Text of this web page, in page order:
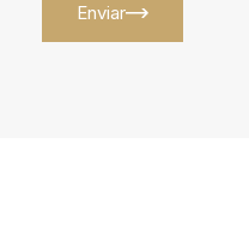
Enviar